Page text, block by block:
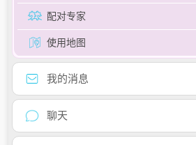
配对专家
使用地图
我的消息
聊天